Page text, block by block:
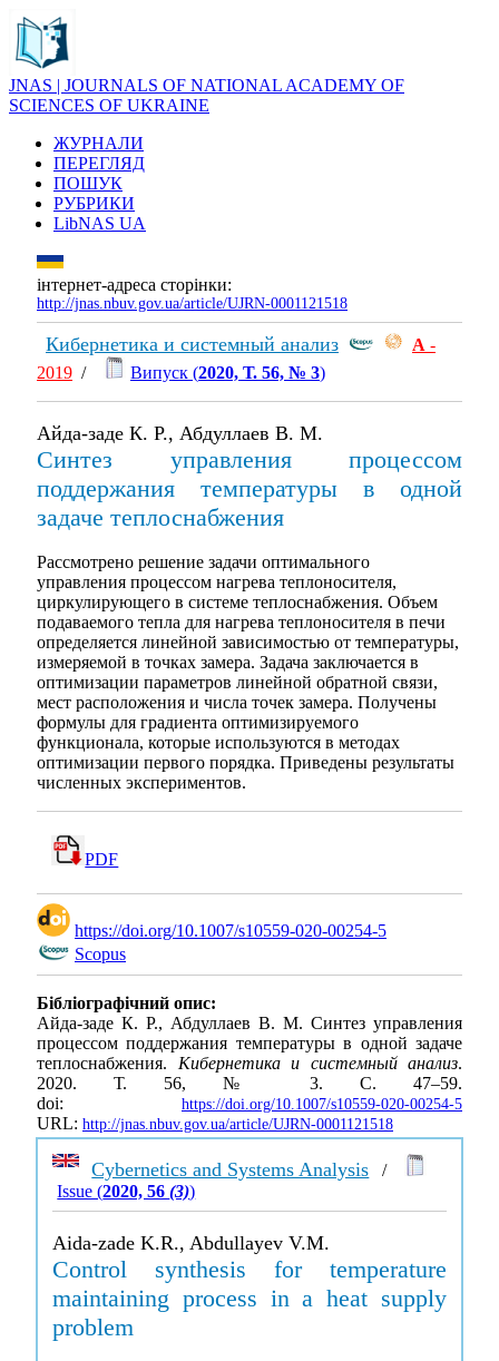
JNAS | JOURNALS OF NATIONAL ACADEMY OF
SCIENCES OF UKRAINE
ЖУРНАЛИ
ПЕРЕГЛЯД
ПОШУК
РУБРИКИ
LibNAS UA
інтернет-адреса сторінки:
http://jnas.nbuv.gov.ua/article/UJRN-0001121518
Кибернетика и системный анализ А -
2019 / Випуск (2020, Т. 56, № 3)
Айда-заде К. Р., Абдуллаев В. М.
Синтез управления процессом
поддержания температуры в одной
задаче теплоснабжения
Рассмотрено решение задачи оптимального
управления процессом нагрева теплоносителя,
циркулирующего в системе теплоснабжения. Объем
подаваемого тепла для нагрева теплоносителя в печи
определяется линейной зависимостью от температуры,
измеряемой в точках замера. Задача заключается в
оптимизации параметров линейной обратной связи,
мест расположения и числа точек замера. Получены
формулы для градиента оптимизируемого
функционала, которые используются в методах
оптимизации первого порядка. Приведены результаты
численных экспериментов.
PDF
https://doi.org/10.1007/s10559-020-00254-5
Scopus
Бібліографічний опис:
Айда-заде К. Р., Абдуллаев В. М. Синтез управления
процессом поддержания температуры в одной задаче
теплоснабжения. Кибернетика и системный анализ.
2020. Т. 56, № 3. С. 47–59.
doi: https://doi.org/10.1007/s10559-020-00254-5
URL: http://jnas.nbuv.gov.ua/article/UJRN-0001121518
Cybernetics and Systems Analysis /
Issue (2020, 56(3))
Aida-zade K.R., Abdullayev V.M.
Control synthesis for temperature
maintaining process in a heat supply
problem